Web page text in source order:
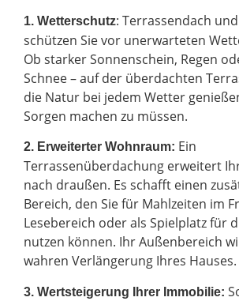
1. Wetterschutz: Terrassendach
schützen Sie vor unerwarteten
Ob starker Sonnenschein, Regen
Schnee – auf der überdachten
die Natur bei jedem Wetter
Sorgen machen zu müssen.
2. Erweiterter Wohnraum: Ein
Terrassenüberdachung erweitert
nach draußen. Es schafft einen
Bereich, den Sie für Mahlzeiten im
Lesebereich oder als Spielplatz für
nutzen können. Ihr Außenbereich
wahren Verlängerung Ihres Hauses.
3. Wertsteigerung Ihrer Immobilie: